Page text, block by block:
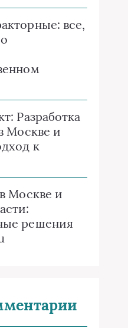
все,
Разработка
Москве и
к
Москве и
решения